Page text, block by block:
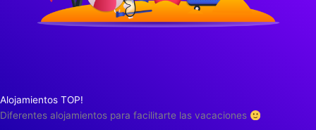
Alojamientos TOP!
Diferentes alojamientos para facilitarte las vacaciones